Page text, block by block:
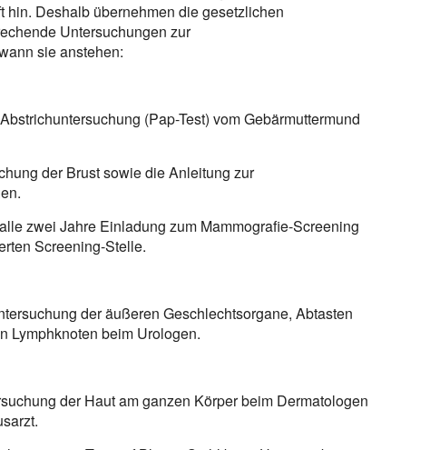
Deshalb übernehmen die gesetzlichen
Untersuchungen zur
sie anstehen:
(Pap-Test) vom Gebärmuttermund
der Brust sowie die Anleitung zur
zwei Jahre Einladung zum Mammografie-Screening
Screening-Stelle.
der äußeren Geschlechtsorgane, Abtasten
Lymphknoten beim Urologen.
der Haut am ganzen Körper beim Dermatologen